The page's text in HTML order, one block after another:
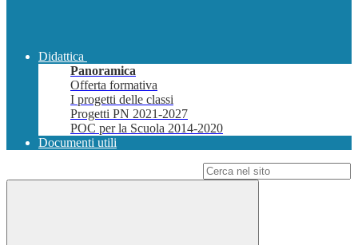
Didattica
Panoramica
Offerta formativa
I progetti delle classi
Progetti PN 2021-2027
POC per la Scuola 2014-2020
Documenti utili